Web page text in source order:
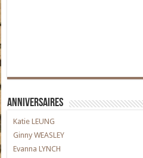
Anniversaires
Katie LEUNG
Ginny WEASLEY
Evanna LYNCH